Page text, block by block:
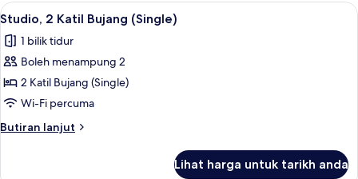
Bedroom
Lihat
semua
foto
untuk
Studio,
2
Katil
Bujang
Studio, 2 Katil Bujang (Single) |
2
Studio, 2 Katil Bujang (Single)
1 bilik tidur
Boleh menampung 2
2 Katil Bujang (Single)
Wi-Fi percuma
Butiran lanjut
Butiran
Lihat harga untuk tarikh anda